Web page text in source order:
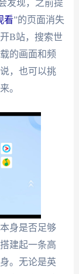
发现，之前提
看”的页面消失
B站，搜索世
的画面和频
，也可以挑
。
身是否足够
建起一条高
。无论是英